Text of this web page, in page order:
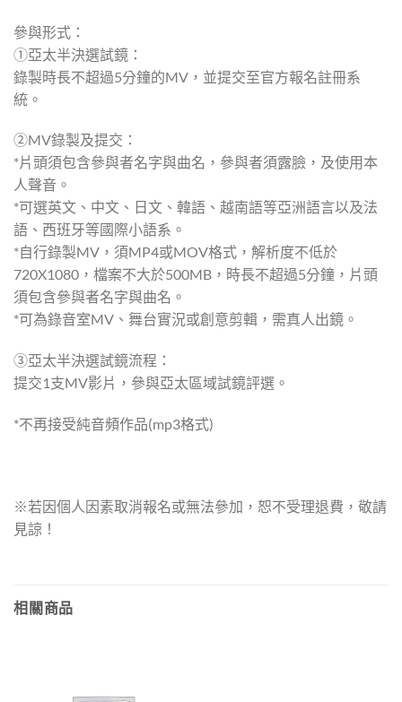
參與形式：
①亞太半決選試鏡：
錄製時長不超過5分鐘的MV，並提交至官方報名註冊系
統。
②MV錄製及提交：
*片頭須包含參與者名字與曲名，參與者須露臉，及使用本
人聲音。
*可選英文、中文、日文、韓語、越南語等亞洲語言以及法
語、西班牙等國際小語系。
*自行錄製MV，須MP4或MOV格式，解析度不低於
720X1080，檔案不大於500MB，時長不超過5分鐘，片頭
須包含參與者名字與曲名。
*可為錄音室MV、舞台實況或創意剪輯，需真人出鏡。
③亞太半決選試鏡流程：
提交1支MV影片，參與亞太區域試鏡評選。
*不再接受純音頻作品(mp3格式)
※若因個人因素取消報名或無法參加，恕不受理退費，敬請
見諒！
相關商品